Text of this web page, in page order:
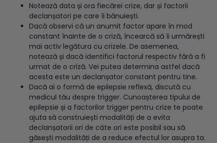
Notează data și ora fiecărei crize, dar și factorii
declanșatori pe care îi bănuiești.
Dacă observi că un anumit factor apare în mod
constant înainte de o criză, încearcă să îi urmărești
mai activ legătura cu crizele. De asemenea,
notează și dacă identifici factorul respectiv fără a fi
urmat de o criză. Vei putea determina astfel dacă
acesta este un declanșator constant pentru tine.
Dacă ai o formă de epilepsie reflexă, discută cu
medicul tău despre trigger. Cunoașterea tipului de
epilepsie și a factorilor trigger pentru crize te poate
ajuta să construiești modalități de a evita
declanșatorii ori de câte ori este posibil sau să
găsești modalități de a reduce efectul lor asupra ta.